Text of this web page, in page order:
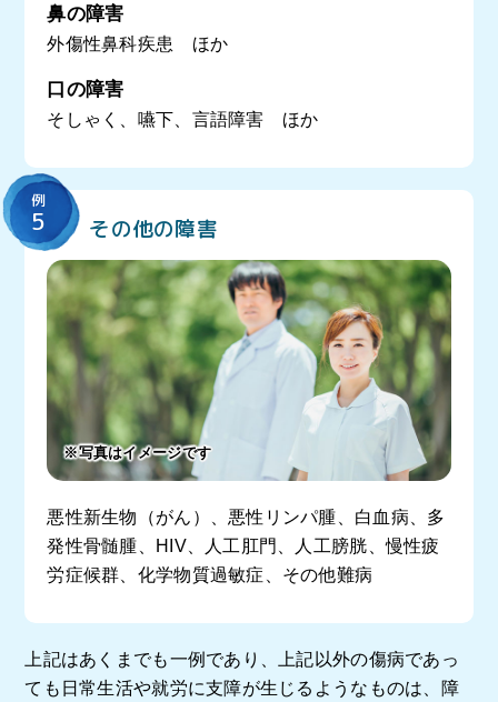
鼻の障害
外傷性鼻科疾患 ほか
口の障害
そしゃく、嚥下、言語障害 ほか
例
5 その他の障害
※写真はイメージです
悪性新生物（がん）、悪性リンパ腫、白血病、多
発性骨髄腫、HIV、人工肛門、人工膀胱、慢性疲
労症候群、化学物質過敏症、その他難病
上記はあくまでも一例であり、上記以外の傷病であっ
ても日常生活や就労に支障が生じるようなものは、障